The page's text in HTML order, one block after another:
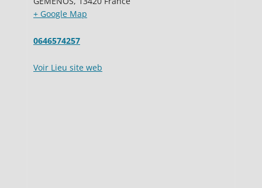
+ Google Map
0646574257
Voir Lieu site web